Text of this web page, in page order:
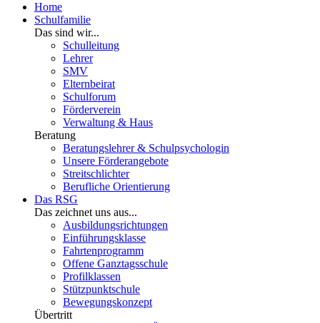
Home
Schulfamilie
Das sind wir...
Schulleitung
Lehrer
SMV
Elternbeirat
Schulforum
Förderverein
Verwaltung & Haus
Beratung
Beratungslehrer & Schulpsychologin
Unsere Förderangebote
Streitschlichter
Berufliche Orientierung
Das RSG
Das zeichnet uns aus...
Ausbildungsrichtungen
Einführungsklasse
Fahrtenprogramm
Offene Ganztagsschule
Profilklassen
Stützpunktschule
Bewegungskonzept
Übertritt